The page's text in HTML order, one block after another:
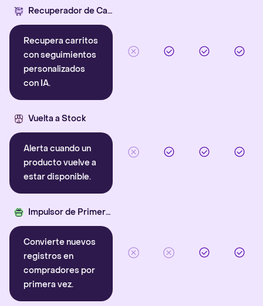
Recuperador de Carritos con IA
Recupera carritos
con seguimientos
personalizados
con IA.
Vuelta a Stock
Alerta cuando un
producto vuelve a
estar disponible.
Impulsor de Primera Compra
Convierte nuevos
registros en
compradores por
primera vez.